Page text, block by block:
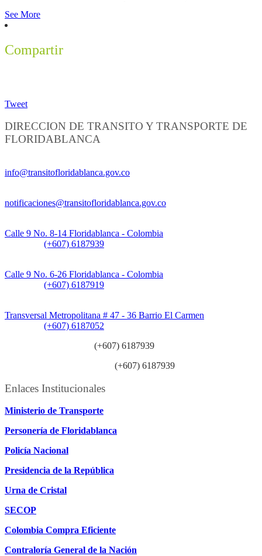
See More
Compartir
Tweet
DIRECCION DE TRANSITO Y TRANSPORTE DE
FLORIDABLANCA
info@transitofloridablanca.gov.co
notificaciones@transitofloridablanca.gov.co
Calle 9 No. 8-14 Floridablanca - Colombia
(+607) 6187939
Calle 9 No. 6-26 Floridablanca - Colombia
(+607) 6187919
Transversal Metropolitana # 47 - 36 Barrio El Carmen
(+607) 6187052
(+607) 6187939
(+607) 6187939
Enlaces Institucionales
Ministerio de Transporte
Personería de Floridablanca
Policía Nacional
Presidencia de la República
Urna de Cristal
SECOP
Colombia Compra Eficiente
Contraloría General de la Nación